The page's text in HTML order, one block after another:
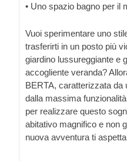
• Uno spazio bagno per il
Vuoi sperimentare uno
trasferirti in un posto più
giardino lussureggiante e
accogliente veranda?
BERTA, caratterizzata da
dalla massima
per realizzare questo
abitativo magnifico e non
nuova avventura ti